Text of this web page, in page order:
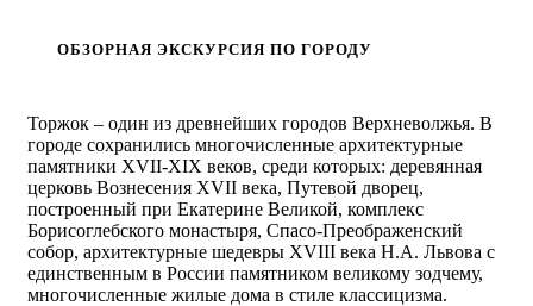
ОБЗОРНАЯ ЭКСКУРСИЯ ПО ГОРОДУ
Торжок – один из древнейших городов Верхневолжья. В
городе сохранились многочисленные архитектурные
памятники XVII-XIX веков, среди которых: деревянная
церковь Вознесения XVII века, Путевой дворец,
построенный при Екатерине Великой, комплекс
Борисоглебского монастыря, Спасо-Преображенский
собор, архитектурные шедевры XVIII века Н.А. Львова с
единственным в России памятником великому зодчему,
многочисленные жилые дома в стиле классицизма.